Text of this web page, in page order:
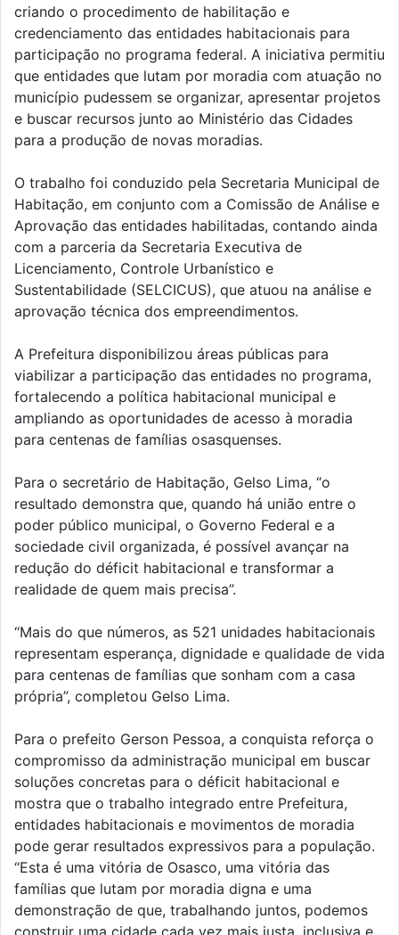
criando o procedimento de habilitação e
credenciamento das entidades habitacionais para
participação no programa federal. A iniciativa permitiu
que entidades que lutam por moradia com atuação no
município pudessem se organizar, apresentar projetos
e buscar recursos junto ao Ministério das Cidades
para a produção de novas moradias.
O trabalho foi conduzido pela Secretaria Municipal de
Habitação, em conjunto com a Comissão de Análise e
Aprovação das entidades habilitadas, contando ainda
com a parceria da Secretaria Executiva de
Licenciamento, Controle Urbanístico e
Sustentabilidade (SELCICUS), que atuou na análise e
aprovação técnica dos empreendimentos.
A Prefeitura disponibilizou áreas públicas para
viabilizar a participação das entidades no programa,
fortalecendo a política habitacional municipal e
ampliando as oportunidades de acesso à moradia
para centenas de famílias osasquenses.
Para o secretário de Habitação, Gelso Lima, “o
resultado demonstra que, quando há união entre o
poder público municipal, o Governo Federal e a
sociedade civil organizada, é possível avançar na
redução do déficit habitacional e transformar a
realidade de quem mais precisa”.
“Mais do que números, as 521 unidades habitacionais
representam esperança, dignidade e qualidade de vida
para centenas de famílias que sonham com a casa
própria”, completou Gelso Lima.
Para o prefeito Gerson Pessoa, a conquista reforça o
compromisso da administração municipal em buscar
soluções concretas para o déficit habitacional e
mostra que o trabalho integrado entre Prefeitura,
entidades habitacionais e movimentos de moradia
pode gerar resultados expressivos para a população.
“Esta é uma vitória de Osasco, uma vitória das
famílias que lutam por moradia digna e uma
demonstração de que, trabalhando juntos, podemos
construir uma cidade cada vez mais justa, inclusiva e